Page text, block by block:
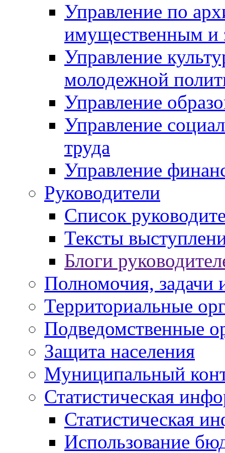
Управление по
имущественным и
Управление
молодежной
Управление
Управление
труда
Управление
Руководители
Список
Тексты
Блоги
Полномочия, задачи
Территориальные
Подведомственные
Защита населения
Муниципальный
Статистическая
Статистическая
Использование